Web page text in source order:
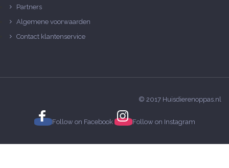
Partners
Algemene voorwaarden
Contact klantenservice
© 2017 Huisdierenoppas.nl
Follow on Facebook Follow on Instagram